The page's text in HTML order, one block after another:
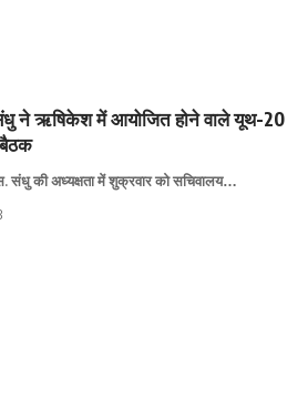
ने ऋषिकेश में आयोजित होने वाले यूथ-20
की अध्यक्षता में शुक्रवार को सचिवालय…